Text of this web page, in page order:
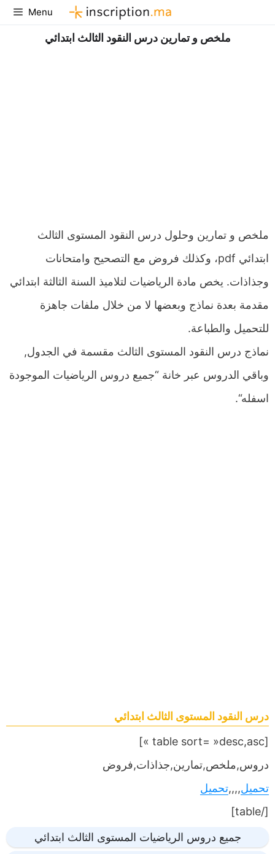
Aller
au
Menu
ملخص و تمارين درس النقود الثالث ابتدائي
ملخص و تمارين وحلول درس النقود المستوى الثالث
ابتدائي pdf، وكذلك فروض مع التصحيح وامتحانات
وجذاذات. يخص مادة الرياضيات لتلاميذ السنة الثالثة ابتدائي
مقدمة بعدة نماذج وبعضها لا من خلال ملفات جاهزة
للتحميل والطباعة.
نماذج درس النقود المستوى الثالث مقسمة في الجدول,
وباقي الدروس عبر خانة “جميع دروس الرياضيات الموجودة
اسفله“.
درس النقود المستوى الثالث ابتدائي
[table sort= »desc,asc »]
دروس,ملخص,تمارين,جذاذات,فروض
تحميل,,,,تحميل
[/table]
جميع دروس الرياضيات المستوى الثالث ابتدائي